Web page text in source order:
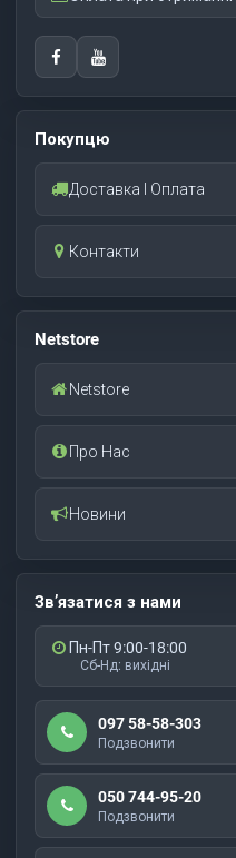
Покупцю
Доставка І Оплата
Контакти
Netstore
Netstore
Про Нас
Новини
Зв’язатися з нами
Пн-Пт 9:00-18:00
Сб-Нд: вихідні
097 58-58-303
Подзвонити
050 744-95-20
Подзвонити